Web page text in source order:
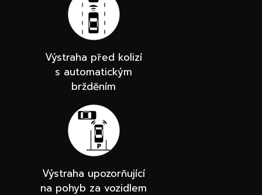
Výstraha před kolizí
s automatickým
bržděním
Výstraha upozorňující
na pohyb za vozidlem